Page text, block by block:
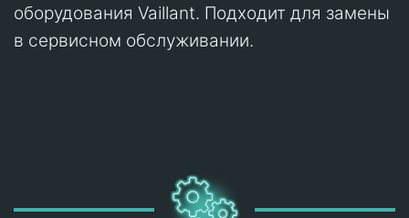
оборудования Vaillant. Подходит для замены
в сервисном обслуживании.